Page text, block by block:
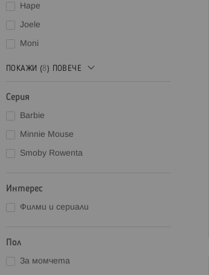
Hape
Joele
Moni
ПОКАЖИ (8) ПОВЕЧЕ
Серия
Barbie
Minnie Mouse
Smoby Rowenta
Интерес
Филми и сериали
Пол
За момчета